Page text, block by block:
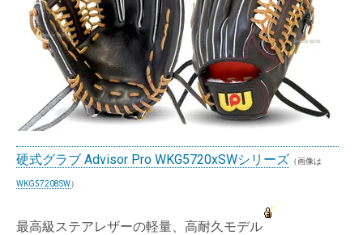
硬式グラブ Advisor Pro WKG5720xSWシリーズ （画像は
WKG57208SW）
最高級ステアレザーの軽量、高耐久モデル